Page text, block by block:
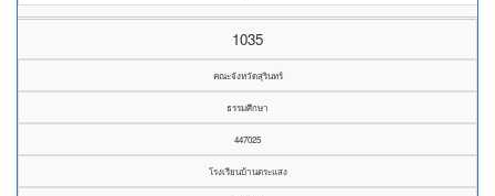
1035
คณะจังหวัดสุรินทร์
ธรรมศึกษา
447025
โรงเรียนบ้านตระแสง